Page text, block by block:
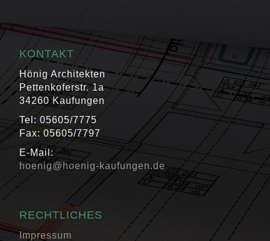
KONTAKT
Hönig Architekten
Pettenkoferstr. 1a
34260 Kaufungen
Tel: 05605/7775
Fax: 05605/7797
E-Mail:
hoenig@hoenig-kaufungen.de
RECHTLICHES
Impressum